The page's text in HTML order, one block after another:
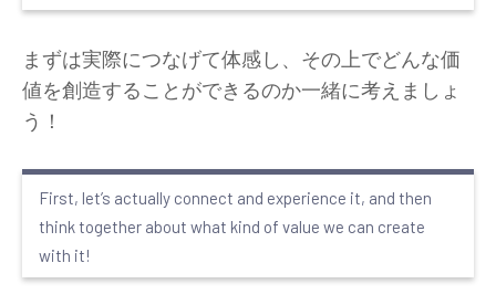
まずは実際につなげて体感し、その上でどんな価
値を創造することができるのか一緒に考えましょ
う！
First, let’s actually connect and experience it, and then
think together about what kind of value we can create
with it!